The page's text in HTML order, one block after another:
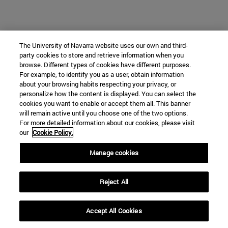
The University of Navarra website uses our own and third-
party cookies to store and retrieve information when you
browse. Different types of cookies have different purposes.
For example, to identify you as a user, obtain information
about your browsing habits respecting your privacy, or
personalize how the content is displayed. You can select the
cookies you want to enable or accept them all. This banner
will remain active until you choose one of the two options.
For more detailed information about our cookies, please visit
our Cookie Policy.
Manage cookies
Reject All
Accept All Cookies